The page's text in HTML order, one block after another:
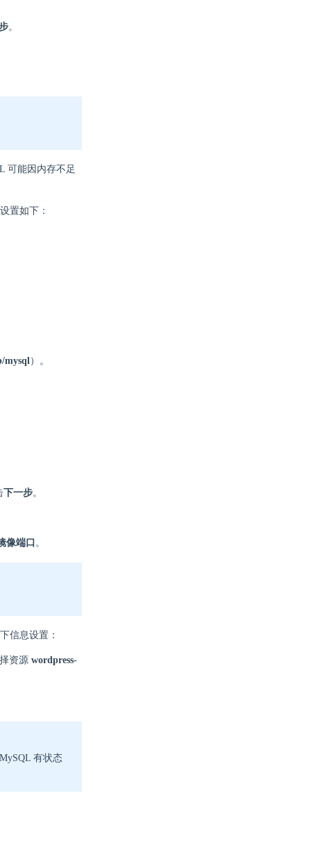
。
可能因内存不足
置如下：
mysql）。
下一步。
像端口 。
信息设置：
资源 wordpress-
有状态